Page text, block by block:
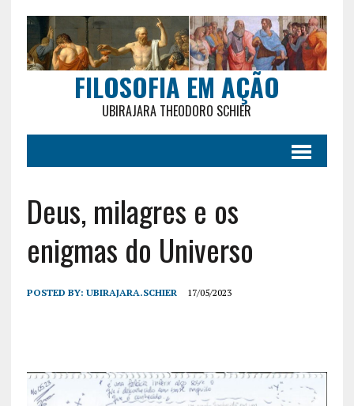
FILOSOFIA EM AÇÃO
UBIRAJARA THEODORO SCHIER
Deus, milagres e os
enigmas do Universo
POSTED BY: UBIRAJARA.SCHIER 17/05/2023